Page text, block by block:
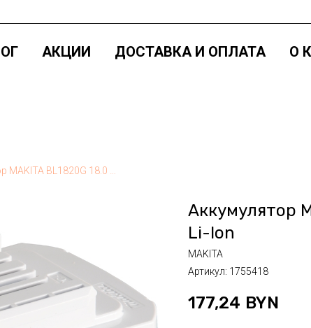
АКЦИИ ДОСТАВКА И ОПЛАТА О
Аккумулятор
Li-Ion
MAKITA
Артикул: 1755418
177,24 BYN